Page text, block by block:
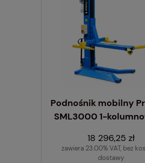
Podnośnik mobilny
SML3000 1-
18 296,25 zł
zawiera 23.00% VAT, bez
dostawy